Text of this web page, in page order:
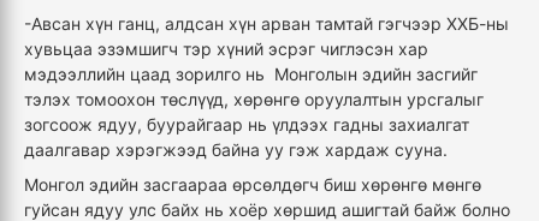
-Авсан хүн ганц, алдсан хүн арван тамтай гэгчээр ХХБ-ны
хувьцаа эзэмшигч тэр хүний эсрэг чиглэсэн хар
мэдээллийн цаад зорилго нь Монголын эдийн засгийг
тэлэх томоохон төслүүд, хөрөнгө оруулалтын урсгалыг
зогсоож ядуу, буурайгаар нь үлдээх гадны захиалгат
даалгавар хэрэгжээд байна уу гэж хардаж сууна.
Монгол эдийн засгаараа өрсөлдөгч биш хөрөнгө мөнгө
гуйсан ядуу улс байх нь хоёр хөршид ашигтай байж болно